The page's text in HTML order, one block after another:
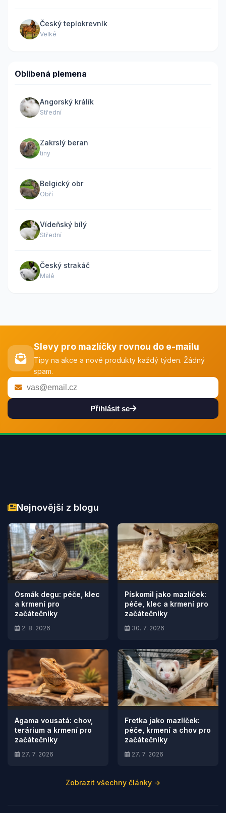
Český teplokrevník
Velké
Oblíbená plemena
Angorský králík
Střední
Zakrslý beran
tiny
Belgický obr
Obří
Vídeňský bílý
Střední
Český strakáč
Malé
Slevy pro mazlíčky rovnou do e-mailu
Tipy na akce a nové produkty každý týden. Žádný
spam.
Přihlásit se
Nejnovější z blogu
Osmák degu: péče, klec
a krmení pro
začátečníky
2. 8. 2026
Pískomil jako mazlíček:
péče, klec a krmení pro
začátečníky
30. 7. 2026
Agama vousatá: chov,
terárium a krmení pro
začátečníky
27. 7. 2026
Fretka jako mazlíček:
péče, krmení a chov pro
začátečníky
27. 7. 2026
Zobrazit všechny články →